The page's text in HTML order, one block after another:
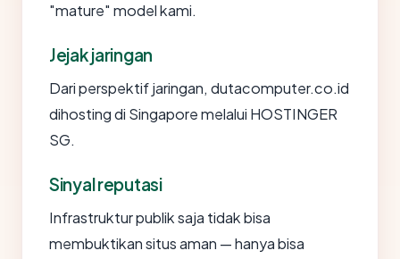
"mature" model kami.
Jejak jaringan
Dari perspektif jaringan, dutacomputer.co.id
dihosting di Singapore melalui HOSTINGER
SG.
Sinyal reputasi
Infrastruktur publik saja tidak bisa
membuktikan situs aman — hanya bisa